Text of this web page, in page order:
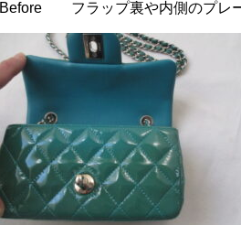
Before フラップ裏や内側のプレー